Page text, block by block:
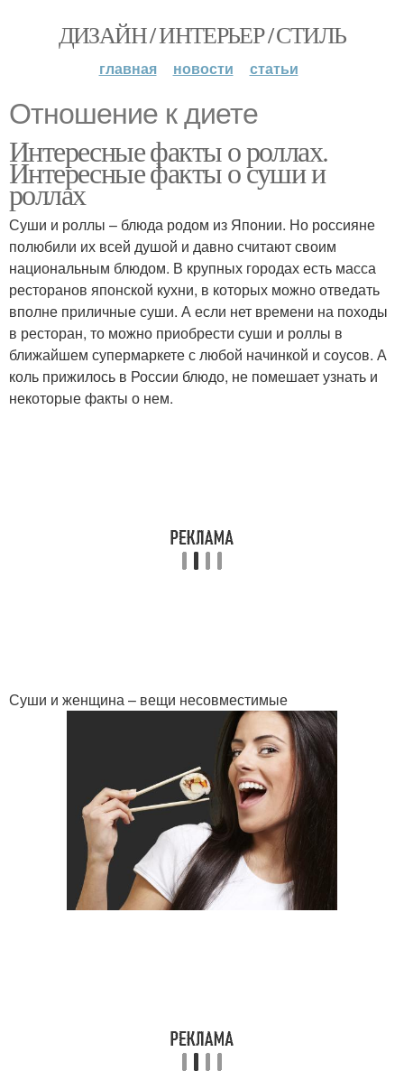
ДИЗАЙН / ИНТЕРЬЕР / СТИЛЬ
главная новости статьи
Отношение к диете
Интересные факты о роллах.
Интересные факты о суши и
роллах
Суши и роллы – блюда родом из Японии. Но россияне
полюбили их всей душой и давно считают своим
национальным блюдом. В крупных городах есть масса
ресторанов японской кухни, в которых можно отведать
вполне приличные суши. А если нет времени на походы
в ресторан, то можно приобрести суши и роллы в
ближайшем супермаркете с любой начинкой и соусов. А
коль прижилось в России блюдо, не помешает узнать и
некоторые факты о нем.
Суши и женщина – вещи несовместимые